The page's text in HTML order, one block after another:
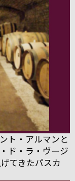
ト・アルマンと
ド・ラ・ヴージ
てきたパスカ